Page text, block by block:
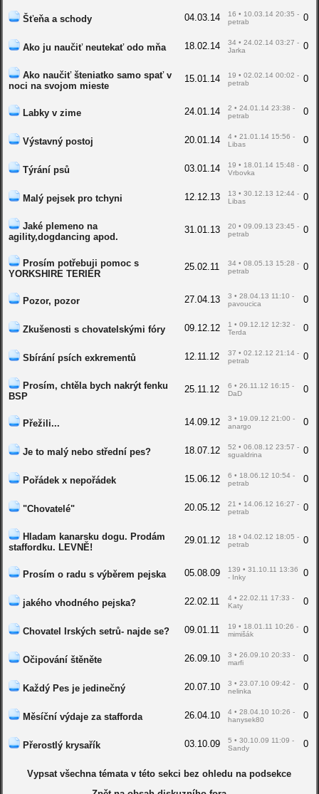
Šťeňa a schody 04.03.14
16 • 10.03.14 20:35 -
petrab
0
Ako ju naučiť neutekať odo mňa 18.02.14
34 • 24.02.14 03:27 -
Jarka
0
Ako naučiť šteniatko samo spať v
noci na svojom mieste
15.01.14
19 • 02.02.14 00:02 -
petrab
0
Labky v zime 24.01.14
2 • 24.01.14 23:38 -
petrab
0
Výstavný postoj 20.01.14
4 • 21.01.14 15:56 -
Libas
0
Týrání psů 03.01.14
19 • 18.01.14 15:48 -
Vrbovka
0
Malý pejsek pro tchyni 12.12.13
13 • 30.12.13 12:44 -
Libas
0
Jaké plemeno na
agility,dogdancing apod.
31.01.13
20 • 09.09.13 23:45 -
petrab
0
Prosím potřebuji pomoc s
YORKSHIRE TERIÉR
25.02.11
34 • 08.05.13 15:28 -
petrab
0
Pozor, pozor 27.04.13
3 • 28.04.13 11:10 -
pavoucica
0
Zkušenosti s chovatelskými fóry 09.12.12
1 • 09.12.12 12:32 -
Terda
0
Sbírání psích exkrementů 12.11.12
37 • 02.12.12 21:14 -
petrab
0
Prosím, chtěla bych nakrýt fenku
BSP
25.11.12
6 • 26.11.12 16:15 -
DaD
0
Přežili... 14.09.12
3 • 19.09.12 21:00 -
anargo
0
Je to malý nebo střední pes? 18.07.12
52 • 06.08.12 23:57 -
sgualdrina
0
Pořádek x nepořádek 15.06.12
6 • 18.06.12 10:54 -
petrab
0
"Chovatelé" 20.05.12
21 • 14.06.12 16:27 -
petrab
0
Hladam kanarsku dogu. Prodám
staffordku. LEVNĚ!
29.01.12
18 • 04.02.12 18:05 -
petrab
0
Prosím o radu s výběrem pejska 05.08.09
139 • 31.10.11 13:36
- Inky
0
jakého vhodného pejska? 22.02.11
4 • 22.02.11 17:33 -
Katy
0
Chovatel Irských setrů- najde se? 09.01.11
19 • 18.01.11 10:26 -
mimišák
0
Očipování štěněte 26.09.10
3 • 26.09.10 20:33 -
marfi
0
Každý Pes je jedinečný 20.07.10
3 • 23.07.10 09:42 -
nelinka
0
Měsíční výdaje za stafforda 26.04.10
4 • 28.04.10 10:26 -
hanysek80
0
Přerostlý krysařík 03.10.09
5 • 30.10.09 11:09 -
Sandy
0
Vypsat všechna témata v této sekci bez ohledu na podsekce